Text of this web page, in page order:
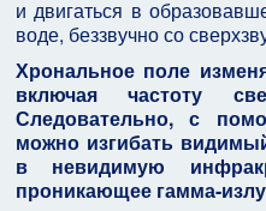
и двигаться в
воде, беззвучно со
Хрональное поле
включая частоту
Следовательно, с
можно изгибать
в невидимую
проникающее гамма-